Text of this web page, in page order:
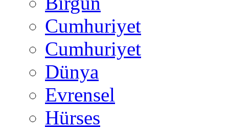
Cumhuriyet
Cumhuriyet
Dünya
Evrensel
Hürses